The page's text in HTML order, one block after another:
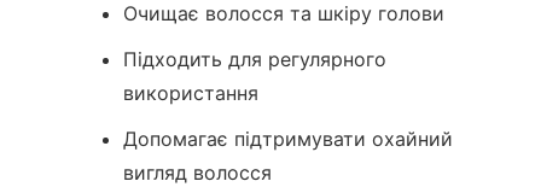
Очищає волосся та шкіру голови
Підходить для регулярного
використання
Допомагає підтримувати охайний
вигляд волосся